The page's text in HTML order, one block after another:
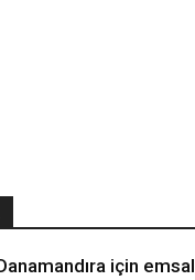
için emsal